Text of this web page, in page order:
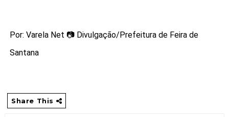
Por: Varela Net 📷 Divulgação/Prefeitura de Feira de
Santana
Share This